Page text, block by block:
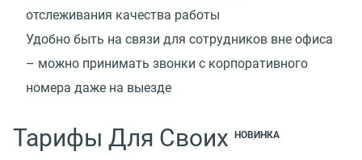
отслеживания качества работы
Удобно быть на связи для сотрудников вне офиса
– можно принимать звонки с корпоративного
номера даже на выезде
Тарифы Для Своих НОВИНКА